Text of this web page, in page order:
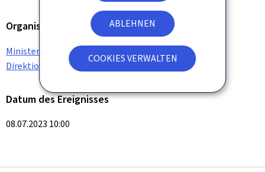
ABLEHNEN
COOKIES VERWALTEN
Organisation
Ministerium für Verbraucherschutz
Direktion für Verbraucherschutz
Datum des Ereignisses
08.07.2023 10:00